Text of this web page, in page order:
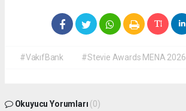
#VakıfBank #Stevie Awards MENA 2026
Okuyucu Yorumları (0)